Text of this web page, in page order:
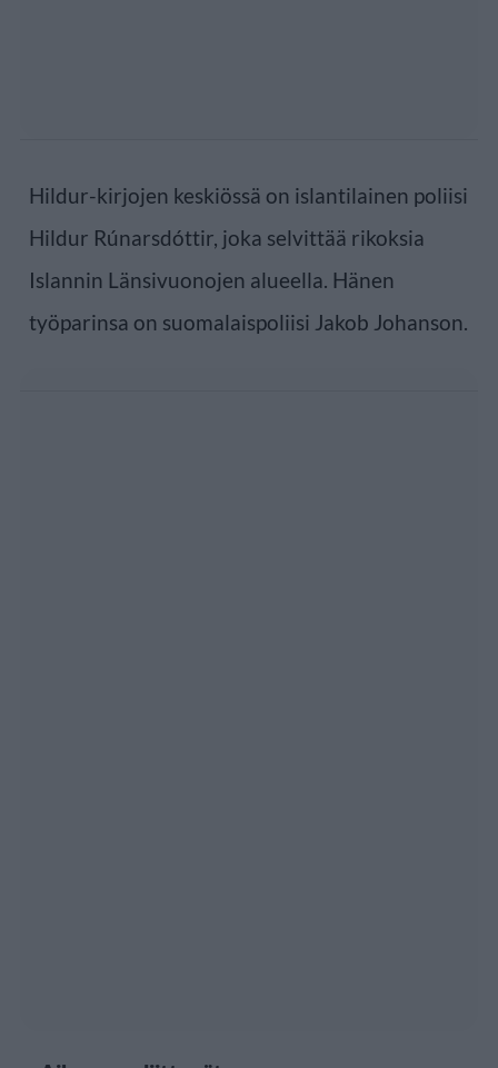
Hildur-kirjojen keskiössä on islantilainen poliisi
Hildur Rúnarsdóttir, joka selvittää rikoksia
Islannin Länsivuonojen alueella. Hänen
työparinsa on suomalaispoliisi Jakob Johanson.